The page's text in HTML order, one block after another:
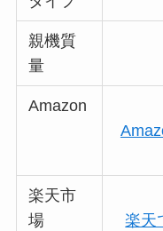
親機質
量
Amazon
楽天市
場
楽天